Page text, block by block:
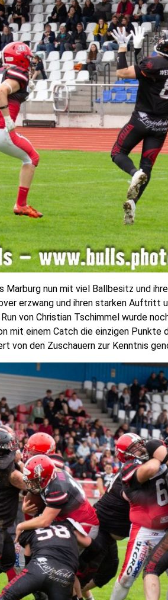
Marburg nun mit viel Ballbesitz und
erzwang und ihren starken
von Christian Tschimmel wurde
mit einem Catch die einzigen
von den Zuschauern zur Kenntnis